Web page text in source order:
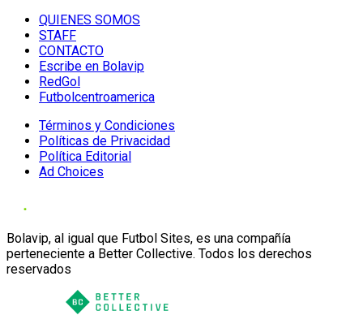
QUIENES SOMOS
STAFF
CONTACTO
Escribe en Bolavip
RedGol
Futbolcentroamerica
Términos y Condiciones
Políticas de Privacidad
Política Editorial
Ad Choices
Bolavip, al igual que Futbol Sites, es una compañía
perteneciente a Better Collective. Todos los derechos
reservados